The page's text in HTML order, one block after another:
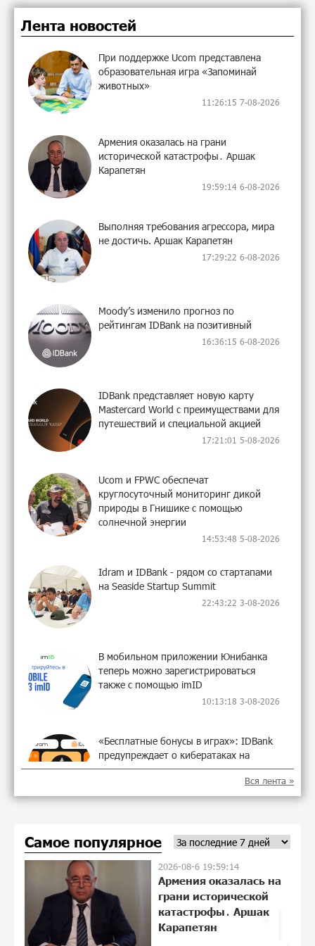
Лента новостей
При поддержке Ucom представлена
образовательная игра «Запоминай
животных»
11:26:15 7-08-2026
Армения оказалась на грани
исторической катастрофы․ Аршак
Карапетян
19:59:14 6-08-2026
Выполняя требования агрессора, мира
не достичь. Аршак Карапетян
17:29:22 6-08-2026
Moody’s изменило прогноз по
рейтингам IDBank на позитивный
16:36:15 6-08-2026
IDBank представляет новую карту
Mastercard World с преимуществами для
путешествий и специальной акцией
17:21:01 5-08-2026
Ucom и FPWC обеспечат
круглосуточный мониторинг дикой
природы в Гнишике с помощью
солнечной энергии
14:53:48 5-08-2026
Idram и IDBank - рядом со стартапами
на Seaside Startup Summit
22:43:22 3-08-2026
В мобильном приложении Юнибанка
теперь можно зарегистрироваться
также с помощью imID
10:13:18 3-08-2026
«Бесплатные бонусы в играх»: IDBank
предупреждает о кибератаках на
школьников
21:09:53 31-07-2026
Когда-нибудь это поймёт и рядовой
армянин, но будет уже поздно
11:21:27 31-07-2026
Если Израиль использует тему
Геноцида армян против Эрдогана, то
что для него значит сам Геноцид?
Вся лента »
Самое популярное
1
2026-08-6 19:59:14
Армения оказалась на
грани исторической
катастрофы․ Аршак
Карапетян